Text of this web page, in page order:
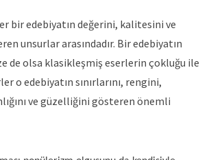
bir edebiyatın değerini, kalitesini ve
unsurlar arasındadır. Bir edebiyatın
de olsa klasikleşmiş eserlerin çokluğu ile
o edebiyatın sınırlarını, rengini,
ve güzelliğini gösteren önemli